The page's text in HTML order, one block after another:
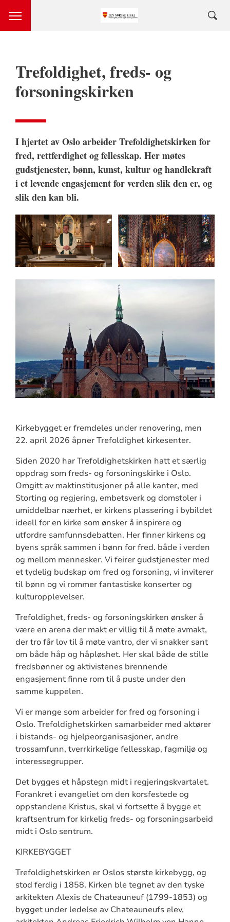
Trefoldighet, freds- og
forsoningskirken
I hjertet av Oslo arbeider Trefoldighetskirken for
fred, rettferdighet og fellesskap. Her møtes
gudstjenester, bønn, kunst, kultur og handlekraft
i et levende engasjement for verden slik den er, og
slik den kan bli.
Kirkebygget er fremdeles under renovering, men
22. april 2026 åpner Trefoldighet kirkesenter.
Siden 2020 har Trefoldighetskirken hatt et særlig
oppdrag som freds- og forsoningskirke i Oslo.
Omgitt av maktinstitusjoner på alle kanter, med
Storting og regjering, embetsverk og domstoler i
umiddelbar nærhet, er kirkens plassering i bybildet
ideell for en kirke som ønsker å inspirere og
utfordre samfunnsdebatten. Her finner kirkens og
byens språk sammen i bønn for fred. både i verden
og mellom mennesker. Vi feirer gudstjenester med
et tydelig budskap om fred og forsoning, vi inviterer
til bønn og vi rommer fantastiske konserter og
kulturopplevelser.
Trefoldighet, freds- og forsoningskirken ønsker å
være en arena der makt er villig til å møte avmakt,
der tro får lov til å møte vantro, der vi snakker sant
om både håp og håpløshet. Her skal både de stille
fredsbønner og aktivistenes brennende
engasjement finne rom til å puste under den
samme kuppelen.
Vi er mange som arbeider for fred og forsoning i
Oslo. Trefoldighetskirken samarbeider med aktører
i bistands- og hjelpeorganisasjoner, andre
trossamfunn, tverrkirkelige fellesskap, fagmiljø og
interessegrupper.
Det bygges et håpstegn midt i regjeringskvartalet.
Forankret i evangeliet om den korsfestede og
oppstandene Kristus, skal vi fortsette å bygge et
kraftsentrum for kirkelig freds- og forsoningsarbeid
midt i Oslo sentrum.
KIRKEBYGGET
Trefoldighetskirken er Oslos største kirkebygg, og
stod ferdig i 1858. Kirken ble tegnet av den tyske
arkitekten Alexis de Chateauneuf (1799-1853) og
bygget under ledelse av Chateauneufs elev,